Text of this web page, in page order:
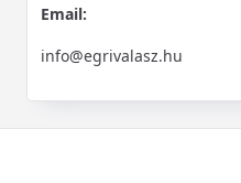
Email:
info@egrivalasz.hu